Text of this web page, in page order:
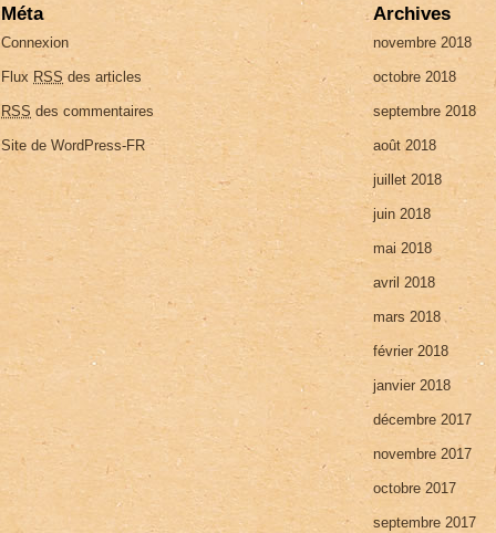
Méta
Connexion
Flux RSS des articles
RSS des commentaires
Site de WordPress-FR
Archives
novembre 2018
octobre 2018
septembre 2018
août 2018
juillet 2018
juin 2018
mai 2018
avril 2018
mars 2018
février 2018
janvier 2018
décembre 2017
novembre 2017
octobre 2017
septembre 2017